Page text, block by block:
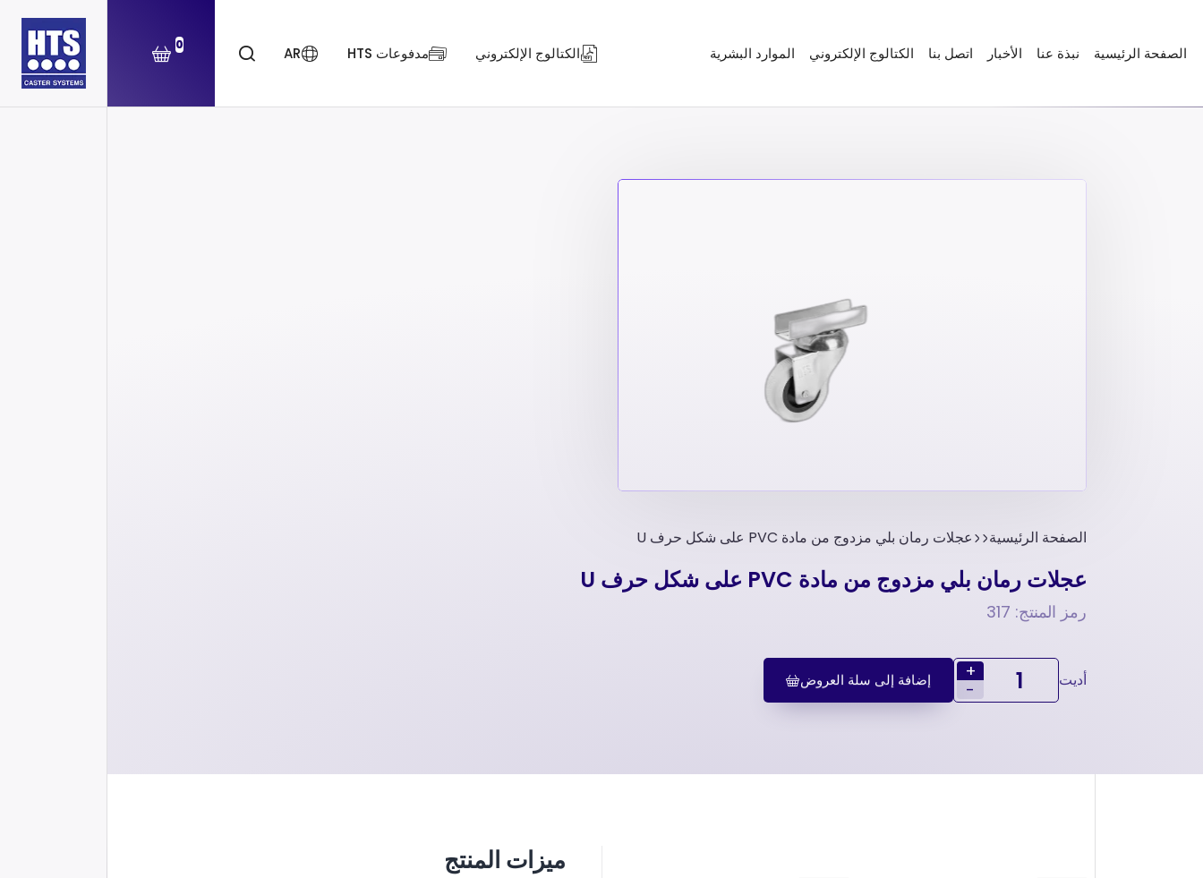
الصفحة الرئيسية نبذة عنا الأخبار اتصل بنا الكتالوج الإلكتروني الموارد البشرية الكتالوج الإلكتروني مدفوعات HTS AR
0
الصفحة الرئيسية عجلات رمان بلي مزدوج من مادة PVC على شكل حرف U
عجلات رمان بلي مزدوج من مادة PVC على شكل حرف U
رمز المنتج: 317
أديت
+
-
إضافة إلى سلة العروض
ميزات المنتج